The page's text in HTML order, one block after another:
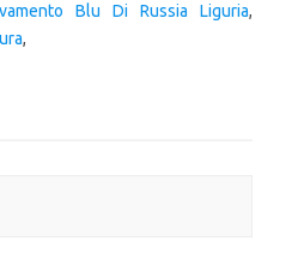
Blu Di Russia Liguria,
,